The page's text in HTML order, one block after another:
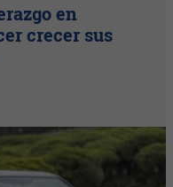
en
crecer sus